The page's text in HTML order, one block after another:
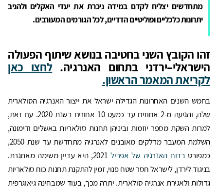
מתחדשים יצליח לקדם במידה ניכרת את יעדי האקלים ולהניב
יתרונות כלכליים ופוליטיים הדדיים, לכל הגורמים המעורבים.
זהו הקובץ השני בחטיבה בנושא שיתוף הפעולה
הישראלי–ירדני בתחום האנרגיה.לחצו כאן
לקריאת המאמר הראשון.
בחמש השנים האחרונות הגדילה ישראל את ייצור האנרגיה הסולארית
שלה, והגיעה מ-2 אחוזים עד כמעט 10 אחוזים בשנת 2020. עם זאת,
למרות השקת מספר יוזמות וביניהן תחנות סולאריות באשלים ודימונה,
השלמת המעבר מדלקים מאובנים לאנרגיה מתחדשת עד שנת 2050,
כמפורטבדוח האנרגיה של אפריל
2021, היא עדיין משימה מאתגרת.
בניגוד לירדן, לישראל חסר שטח פנוי, זמין להתקנת תחנות כוח סולאריות
גדולות ולאגירת אנרגיה סולארית. יתרה מכך, בעוד שמבחינה גיאוגרפית